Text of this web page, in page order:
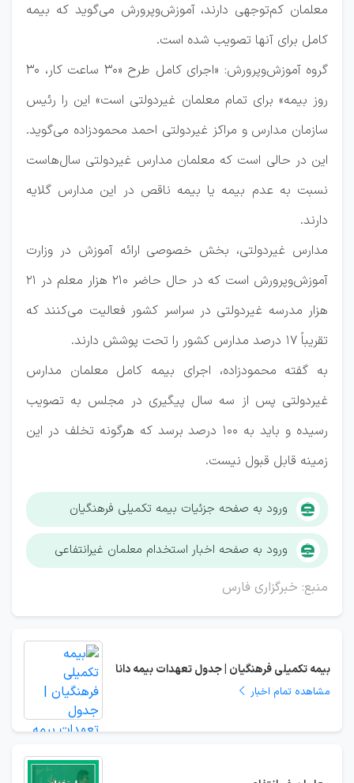
معلمان کم‌توجهی دارند، آموزش‌وپرورش می‌گوید که بیمه
کامل برای آنها تصویب شده است.
گروه آموزش‌وپرورش: «اجرای کامل طرح «۳۰ ‌ساعت کار، ۳۰
‌روز بیمه» برای تمام معلمان غیردولتی است» این را رئیس
سازمان مدارس و مراکز غیردولتی احمد محمودزاده می‌گوید.
این در حالی است که معلمان مدارس غیردولتی سال‌هاست
نسبت به عدم بیمه یا بیمه ناقص در این مدارس گلایه
دارند.
مدارس غیردولتی، بخش خصوصی ارائه آموزش در وزارت
آموزش‌وپرورش است که در حال حاضر ۲۱۰ هزار معلم در ۲۱
هزار مدرسه غیردولتی در سراسر کشور فعالیت می‌کنند که
تقریباً ۱۷ درصد مدارس کشور را تحت پوشش دارند.
به گفته محمودزاده، اجرای بیمه کامل معلمان مدارس
غیردولتی پس از سه سال پیگیری در مجلس به تصویب
رسیده و باید به ۱۰۰ درصد برسد که هرگونه تخلف در این
زمینه قابل قبول نیست.
ورود به صفحه جزئیات بیمه تکمیلی فرهنگیان
ورود به صفحه اخبار استخدام معلمان غیرانتفاعی
منبع: خبرگزاری فارس
بیمه تکمیلی فرهنگیان | جدول تعهدات بیمه دانا
مشاهده تمام اخبار